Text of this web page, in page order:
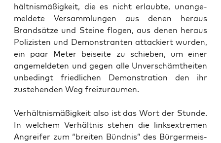
hält­nis­mä­ßig­keit, die es nicht erlaub­te, unan­ge­
mel­de­te Ver­samm­lun­gen aus denen her­aus
Brand­sät­ze und Stei­ne flo­gen, aus denen her­aus
Poli­zis­ten und Demons­tran­ten atta­ckiert wur­den,
ein paar Meter bei­sei­te zu schie­ben, um einer
ange­mel­de­ten und gegen alle Unver­schämt­hei­ten
unbe­dingt fried­li­chen Demons­tra­ti­on den ihr
zuste­hen­den Weg freizuräumen.
Ver­hält­nis­mä­ßig­keit also ist das Wort der Stun­de.
In wel­chem Ver­hält­nis ste­hen die links­extre­men
Angrei­fer zum “brei­ten Bünd­nis” des Bür­ger­meis­